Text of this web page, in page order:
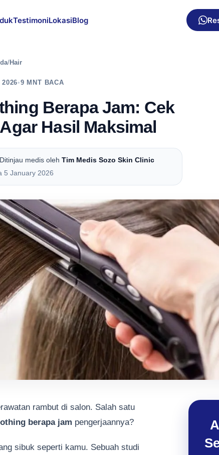
TestimoniLokasiBlog
/Hair
2026•9 MNT BACA
Berapa Jam: Cek
Hasil Maksimal
Ditinjau medis oleh Tim Medis Sozo Skin Clinic
5 January 2026
rambut di salon. Salah satu
berapa jam pengerjaannya?
sibuk seperti kamu. Sebuah studi